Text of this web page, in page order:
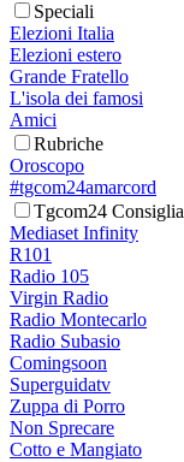
Speciali
Elezioni Italia
Elezioni estero
Grande Fratello
L'isola dei famosi
Amici
Rubriche
Oroscopo
#tgcom24amarcord
Tgcom24 Consiglia
Mediaset Infinity
R101
Radio 105
Virgin Radio
Radio Montecarlo
Radio Subasio
Comingsoon
Superguidatv
Zuppa di Porro
Non Sprecare
Cotto e Mangiato